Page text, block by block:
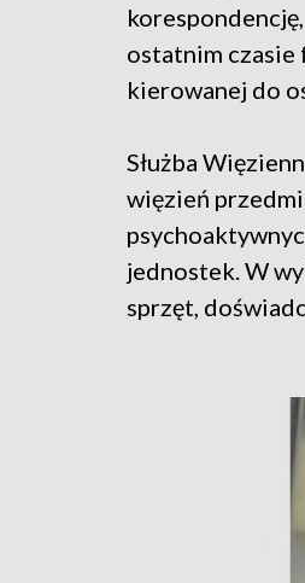
ostatnim czasie
kierowanej do
Służba
więzień
jednostek. W
sprzęt,